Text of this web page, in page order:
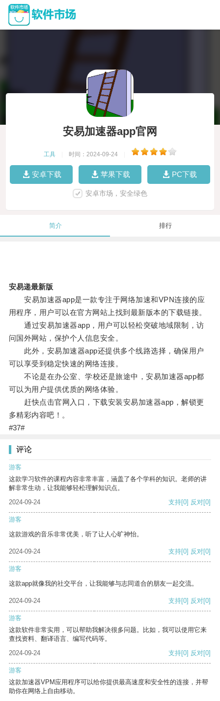
安易加速器app官网
工具 时间：2024-09-24
安卓下载 苹果下载 PC下载
安卓市场，安全绿色
简介 排行
安易递最新版
安易加速器app是一款专注于网络加速和VPN连接的应
用程序，用户可以在官方网站上找到最新版本的下载链接。
通过安易加速器app，用户可以轻松突破地域限制，访
问国外网站，保护个人信息安全。
此外，安易加速器app还提供多个线路选择，确保用户
可以享受到稳定快速的网络连接。
不论是在办公室、学校还是旅途中，安易加速器app都
可以为用户提供优质的网络体验。
赶快点击官网入口，下载安装安易加速器app，解锁更
多精彩内容吧！。
#37#
评论
游客
这款学习软件的课程内容非常丰富，涵盖了各个学科的知识。老师的讲
解非常生动，让我能够轻松理解知识点。
2024-09-24
支持[0] 反对[0]
游客
这款游戏的音乐非常优美，听了让人心旷神怡。
2024-09-24 支持[0] 反对[0]
游客
这款app就像我的社交平台，让我能够与志同道合的朋友一起交流。
2024-09-24 支持[0] 反对[0]
游客
这款软件非常实用，可以帮助我解决很多问题。比如，我可以使用它来
查找资料、翻译语言、编写代码等。
2024-09-24
支持[0] 反对[0]
游客
这款加速器VPM应用程序可以给你提供最高速度和安全性的连接，并帮
助你在网络上自由移动。